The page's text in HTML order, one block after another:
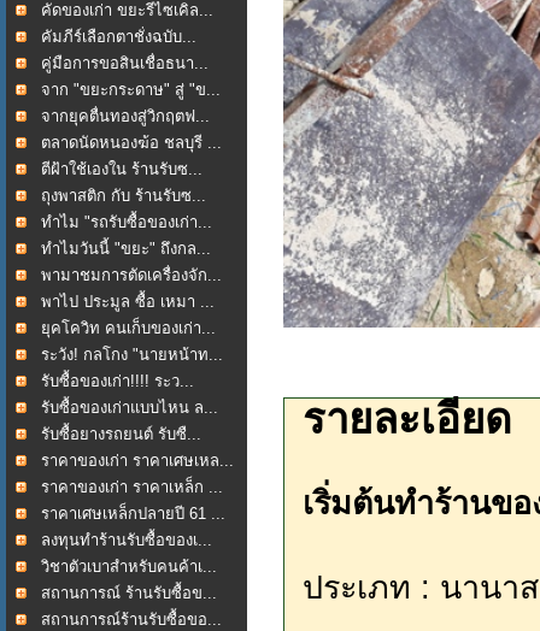
คัดของเก่า ขยะรีไซเคิล...
คัมภีร์เลือกตาชั่งฉบับ...
คู่มือการขอสินเชื่อธนา...
จาก "ขยะกระดาษ" สู่ "ข...
จากยุคตื่นทองสู่วิกฤตฟ...
ตลาดนัดหนองฆ้อ ชลบุรี ...
ตีฝ้าใช้เองใน ร้านรับซ...
ถุงพาสติก กับ ร้านรับซ...
ทำไม "รถรับซื้อของเก่า...
ทำไมวันนี้ "ขยะ" ถึงกล...
พามาชมการตัดเครื่องจัก...
พาไป ประมูล ซื้อ เหมา ...
ยุคโควิท คนเก็บของเก่า...
ระวัง! กลโกง "นายหน้าท...
รับซื้อของเก่า!!!! ระว...
รับซื้อของเก่าแบบไหน ล...
รับซื้อยางรถยนต์ รับซื...
ราคาของเก่า ราคาเศษเหล...
ราคาของเก่า ราคาเหล็ก ...
ราคาเศษเหล็กปลายปี 61 ...
ลงทุนทำร้านรับซื้อของเ...
วิชาตัวเบาสำหรับคนค้าเ...
สถานการณ์ ร้านรับซื้อข...
สถานการณ์ร้านรับซื้อขอ...
รายละเอียด
เริ่มต้นทำร้านขอ
ประเภท : นานา